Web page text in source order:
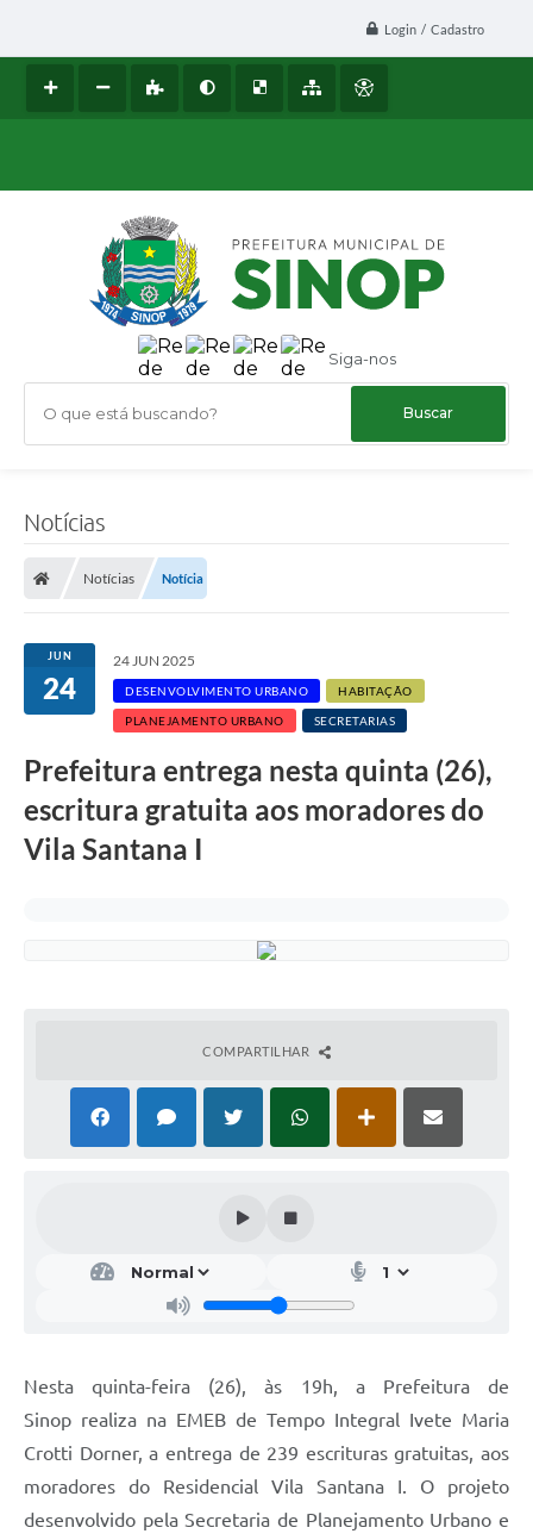
Login / Cadastro
Siga-nos
O que está buscando?
Notícias
Notícias Notícia
JUN
24
24 JUN 2025
DESENVOLVIMENTO URBANO HABITAÇÃO
PLANEJAMENTO URBANO SECRETARIAS
Prefeitura entrega nesta quinta (26),
escritura gratuita aos moradores do
Vila Santana I
COMPARTILHAR
Nestaquinta-feira (26), às 19h, a Prefeitura de
Sinop realiza na EMEB de Tempo Integral Ivete Maria
Crotti Dorner, a entrega de 239 escrituras gratuitas, aos
moradores do Residencial Vila Santana I. O projeto
desenvolvido pela Secretaria de Planejamento Urbano e